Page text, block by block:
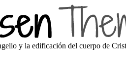
y la edificación del cuerpo de